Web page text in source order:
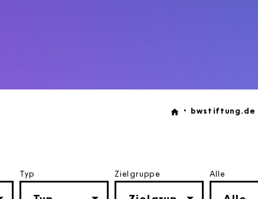
bwstiftung.de
Typ Zielgruppe Alle